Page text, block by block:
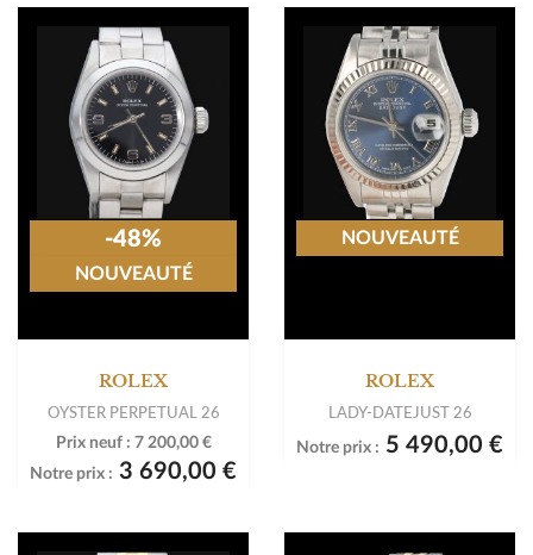
ROLEX
OYSTER PERPETUAL 26
Prix neuf : 7 200,00 €
Notre prix : 3 690,00 €
-48%
NOUVEAUTÉ
ROLEX
LADY-DATEJUST 26
Notre prix : 5 490,00 €
NOUVEAUTÉ